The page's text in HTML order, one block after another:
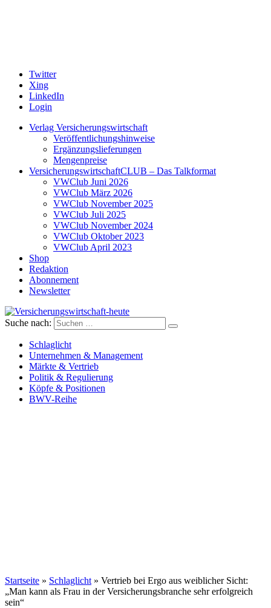
Twitter
Xing
LinkedIn
Login
Verlag Versicherungswirtschaft
Veröffentlichungshinweise
Ergänzungslieferungen
Mengenpreise
VersicherungswirtschaftCLUB – Das Talkformat
VWClub Juni 2026
VWClub März 2026
VWClub November 2025
VWClub Juli 2025
VWClub November 2024
VWClub Oktober 2023
VWClub April 2023
Shop
Redaktion
Abonnement
Newsletter
Versicherungswirtschaft-heute
Suche nach:
Schlaglicht
Unternehmen & Management
Märkte & Vertrieb
Politik & Regulierung
Köpfe & Positionen
BWV-Reihe
Startseite » Schlaglicht » Vertrieb bei Ergo aus weiblicher Sicht:
„Man kann als Frau in der Versicherungsbranche sehr erfolgreich
sein“